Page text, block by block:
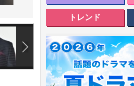
トレンド